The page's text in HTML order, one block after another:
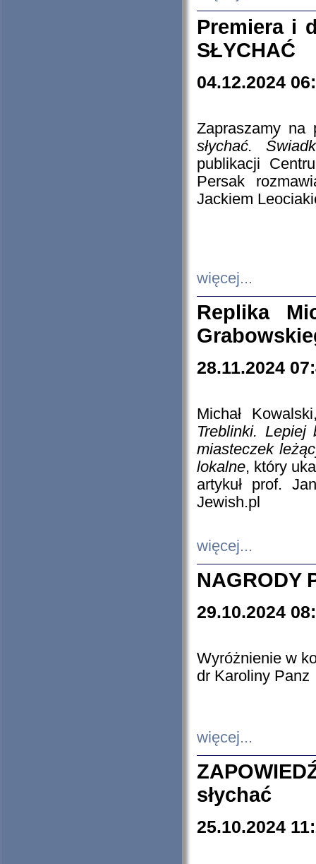
Premiera i
SŁYCHAĆ
04.12.2024
Zapraszamy
słychać.
publikacji
Persak
Jackiem
więcej...
Replika
28.11.2024
Michał
Treblinki. Lepiej
miasteczek
lokalne, który
artykuł prof.
Jewish.pl
więcej...
NAGRODY
29.10.2024
Wyróżnienie w
dr Karoliny Panz
więcej...
słychać
25.10.2024